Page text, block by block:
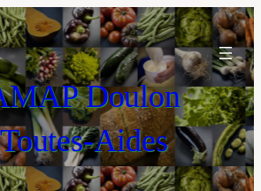
Doulon
Toutes-Aides